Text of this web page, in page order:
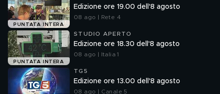
PUNTATA INTERA
Edizione ore 19.00 dell'8 agosto
08 ago | Rete 4
PUNTATA INTERA
STUDIO APERTO
Edizione ore 18.30 dell'8 agosto
08 ago | Italia 1
TG5
Edizione ore 13.00 dell'8 agosto
08 ago | Canale 5